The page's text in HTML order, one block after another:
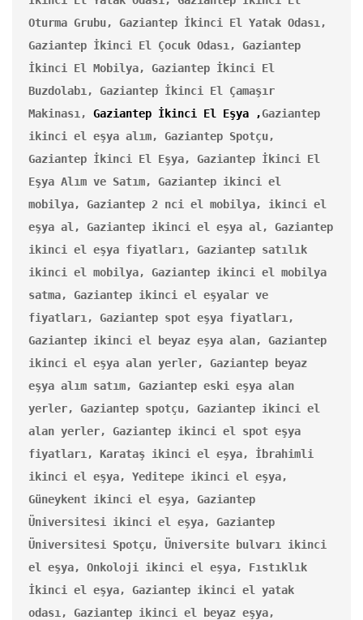
Oturma Grubu, Gaziantep İkinci El Yatak Odası,
Gaziantep İkinci El Çocuk Odası, Gaziantep
İkinci El Mobilya, Gaziantep İkinci El
Buzdolabı, Gaziantep İkinci El Çamaşır
Makinası, Gaziantep İkinci El Eşya ,Gaziantep
ikinci el eşya alım, Gaziantep Spotçu,
Gaziantep İkinci El Eşya, Gaziantep İkinci El
Eşya Alım ve Satım, Gaziantep ikinci el
mobilya, Gaziantep 2 nci el mobilya, ikinci el
eşya al, Gaziantep ikinci el eşya al, Gaziantep
ikinci el eşya fiyatları, Gaziantep satılık
ikinci el mobilya, Gaziantep ikinci el mobilya
satma, Gaziantep ikinci el eşyalar ve
fiyatları, Gaziantep spot eşya fiyatları,
Gaziantep ikinci el beyaz eşya alan, Gaziantep
ikinci el eşya alan yerler, Gaziantep beyaz
eşya alım satım, Gaziantep eski eşya alan
yerler, Gaziantep spotçu, Gaziantep ikinci el
alan yerler, Gaziantep ikinci el spot eşya
fiyatları, Karataş ikinci el eşya, İbrahimli
ikinci el eşya, Yeditepe ikinci el eşya,
Güneykent ikinci el eşya, Gaziantep
Üniversitesi ikinci el eşya, Gaziantep
Üniversitesi Spotçu, Üniversite bulvarı ikinci
el eşya, Onkoloji ikinci el eşya, Fıstıklık
İkinci el eşya, Gaziantep ikinci el yatak
odası, Gaziantep ikinci el beyaz eşya,